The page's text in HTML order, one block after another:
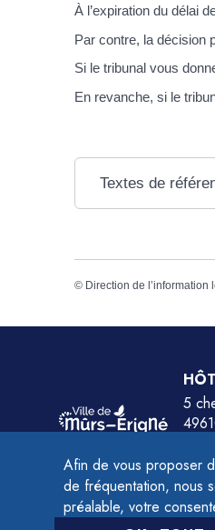
Afin de vous proposer
de fréquentation, nous
préalable, votre
À l’expiration du délai
Par contre, la décision
Si le tribunal vous
En revanche, si le
Textes de
© Direction de l’information
5
Du
Le